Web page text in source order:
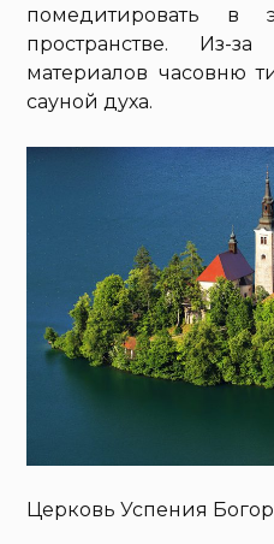
помедитировать в
пространстве. Из-
материалов часовню
сауной духа.
Церковь Успения